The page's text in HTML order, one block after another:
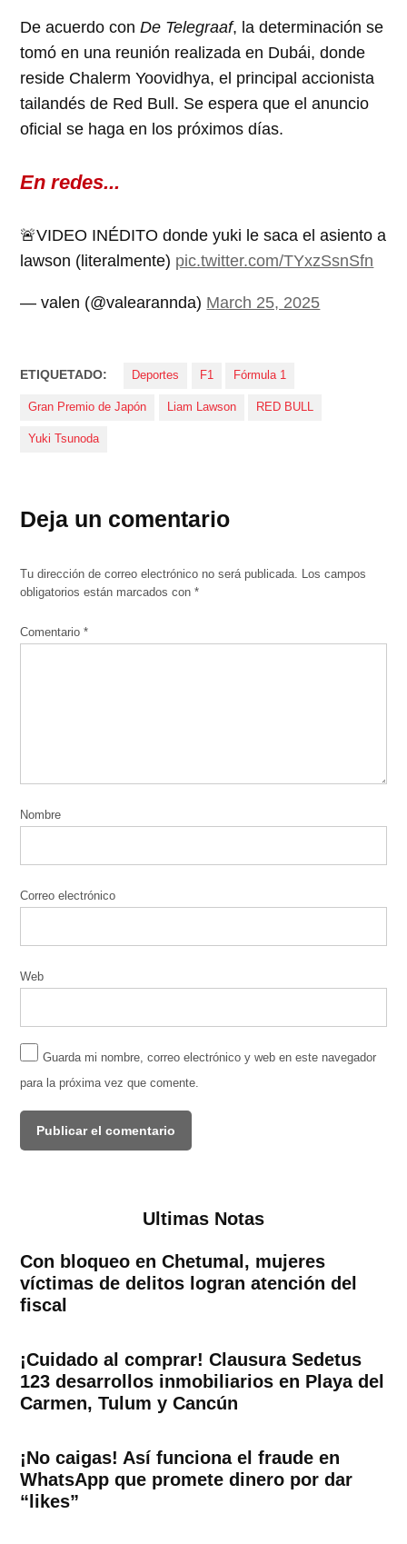
De acuerdo conDe Telegraaf, la determinación se
tomó en una reunión realizada en Dubái, donde
reside Chalerm Yoovidhya, el principal accionista
tailandés de Red Bull. Se espera que el anuncio
oficial se haga en los próximos días.
En redes...
🚨VIDEO INÉDITO donde yuki le saca el asiento a
lawson (literalmente) pic.twitter.com/TYxzSsnSfn
— valen (@valearannda) March 25, 2025
ETIQUETADO: Deportes F1 Fórmula 1
Gran Premio de Japón Liam Lawson RED BULL
Yuki Tsunoda
Deja un comentario
Tu dirección de correo electrónico no será publicada. Los campos
obligatorios están marcados con*
Comentario*
Nombre
Correo electrónico
Web
Guarda mi nombre, correo electrónico y web en este navegador
para la próxima vez que comente.
Ultimas Notas
Con bloqueo en Chetumal, mujeres
víctimas de delitos logran atención del
fiscal
¡Cuidado al comprar! Clausura Sedetus
123 desarrollos inmobiliarios en Playa del
Carmen, Tulum y Cancún
¡No caigas! Así funciona el fraude en
WhatsApp que promete dinero por dar
“likes”